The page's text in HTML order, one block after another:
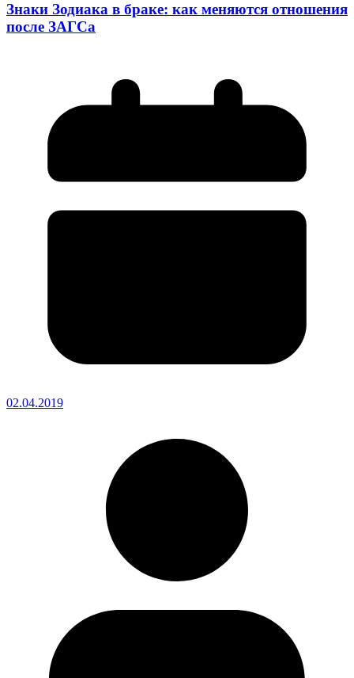
Знаки Зодиака в браке: как меняются отношения
после ЗАГСа
02.04.2019